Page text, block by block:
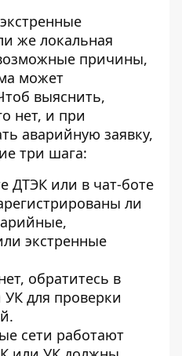
экстренные
же локальная
причины,
может
выяснить,
нет, и при
аварийную заявку,
три шага:
ДТЭК или в чат-боте
ли
экстренные
обратитесь в
для проверки
.
сети работают